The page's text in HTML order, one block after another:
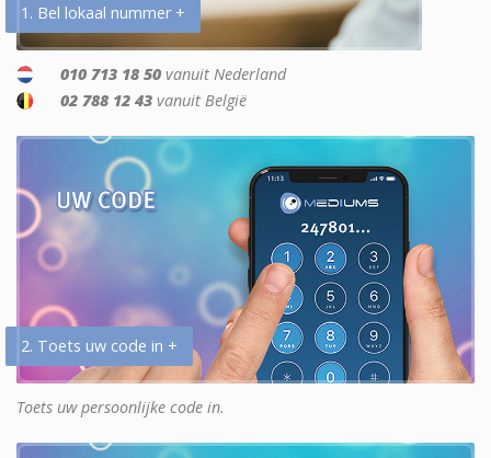
1. Bel lokaal nummer +
010 713 18 50 vanuit Nederland
02 788 12 43 vanuit België
2. Toets uw code in +
Toets uw persoonlijke code in.